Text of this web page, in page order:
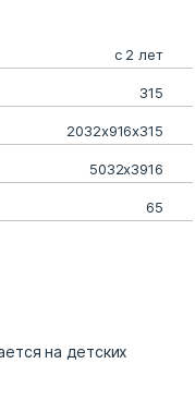
с 2 лет
315
2032х916х315
5032х3916
65
на детских